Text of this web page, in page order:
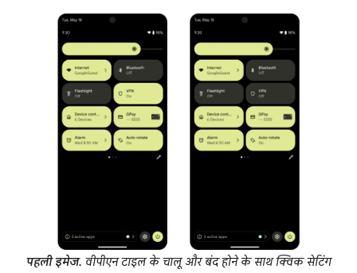
पहली इमेज. वीपीएन टाइल के चालू और बंद होने के साथ क्विक सेटिंग